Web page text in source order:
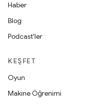
Haber
Blog
Podcast'ler
KEŞFET
Oyun
Makine Öğrenimi